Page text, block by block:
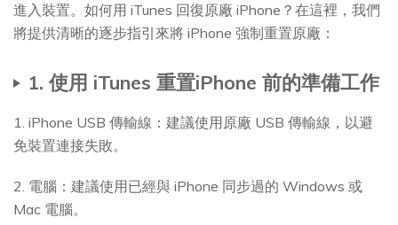
進入裝置。如何用 iTunes 回復原廠 iPhone？在這裡，我們
將提供清晰的逐步指引來將 iPhone 強制重置原廠：
1. 使用 iTunes 重置iPhone 前的準備工作
1. iPhone USB 傳輸線：建議使用原廠 USB 傳輸線，以避
免裝置連接失敗。
2. 電腦：建議使用已經與 iPhone 同步過的 Windows 或
Mac 電腦。